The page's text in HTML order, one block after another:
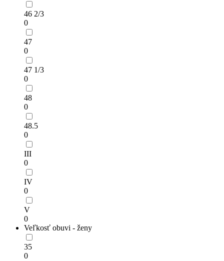
46 2/3
0
47
0
47 1/3
0
48
0
48.5
0
III
0
IV
0
V
0
Veľkosť obuvi - ženy
35
0